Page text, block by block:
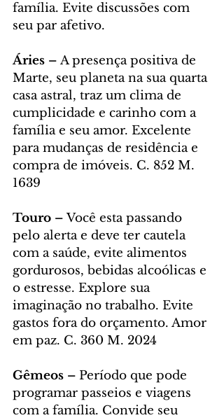
família. Evite discussões com
seu par afetivo.
Áries – A presença positiva de
Marte, seu planeta na sua quarta
casa astral, traz um clima de
cumplicidade e carinho com a
família e seu amor. Excelente
para mudanças de residência e
compra de imóveis. C. 852 M.
1639
Touro – Você esta passando
pelo alerta e deve ter cautela
com a saúde, evite alimentos
gordurosos, bebidas alcoólicas e
o estresse. Explore sua
imaginação no trabalho. Evite
gastos fora do orçamento. Amor
em paz. C. 360 M. 2024
Gêmeos – Período que pode
programar passeios e viagens
com a família. Convide seu